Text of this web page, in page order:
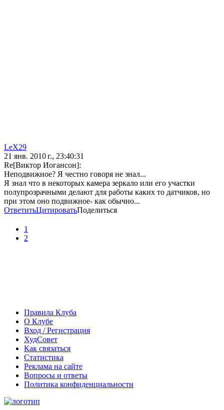
LeX29
21 янв. 2010 г., 23:40:31
Re[Виктор Иогансон]:
Неподвижное? Я честно говоря не знал...
Я знал что в некоторых камера зеркало или его участки
полупрозрачными делают для работы каких то датчиков, но
при этом оно подвижное- как обычно...
ОтветитьЦитироватьПоделиться
1
2
Правила Клуба
О Клубе
Вход / Регистрация
ХудСовет
Как связаться
Статистика
Реклама на сайте
Вопросы и ответы
Политика конфиденциальности